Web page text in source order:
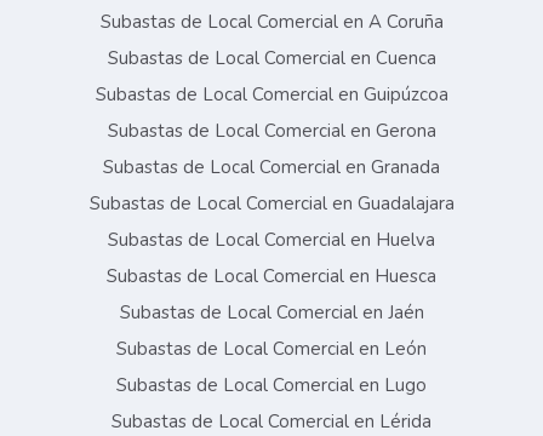
Subastas de Local Comercial en A Coruña
Subastas de Local Comercial en Cuenca
Subastas de Local Comercial en Guipúzcoa
Subastas de Local Comercial en Gerona
Subastas de Local Comercial en Granada
Subastas de Local Comercial en Guadalajara
Subastas de Local Comercial en Huelva
Subastas de Local Comercial en Huesca
Subastas de Local Comercial en Jaén
Subastas de Local Comercial en León
Subastas de Local Comercial en Lugo
Subastas de Local Comercial en Lérida